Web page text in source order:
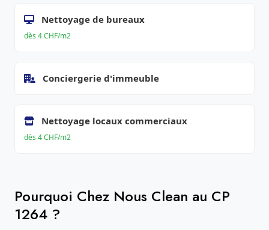
Nettoyage de bureaux
dès 4 CHF/m2
Conciergerie d'immeuble
Nettoyage locaux commerciaux
dès 4 CHF/m2
Pourquoi Chez Nous Clean au CP
1264 ?